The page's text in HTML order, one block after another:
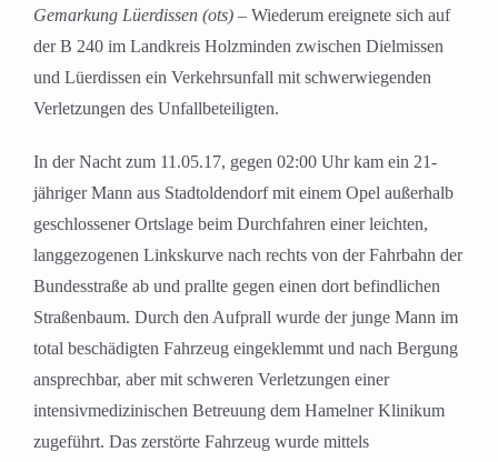
Gemarkung Lüerdissen (ots) – Wiederum ereignete sich auf
der B 240 im Landkreis Holzminden zwischen Dielmissen
und Lüerdissen ein Verkehrsunfall mit schwerwiegenden
Verletzungen des Unfallbeteiligten.
In der Nacht zum 11.05.17, gegen 02:00 Uhr kam ein 21-
jähriger Mann aus Stadtoldendorf mit einem Opel außerhalb
geschlossener Ortslage beim Durchfahren einer leichten,
langgezogenen Linkskurve nach rechts von der Fahrbahn der
Bundesstraße ab und prallte gegen einen dort befindlichen
Straßenbaum. Durch den Aufprall wurde der junge Mann im
total beschädigten Fahrzeug eingeklemmt und nach Bergung
ansprechbar, aber mit schweren Verletzungen einer
intensivmedizinischen Betreuung dem Hamelner Klinikum
zugeführt. Das zerstörte Fahrzeug wurde mittels